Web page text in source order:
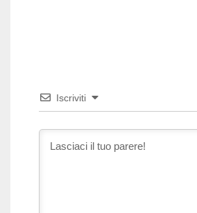
Iscriviti